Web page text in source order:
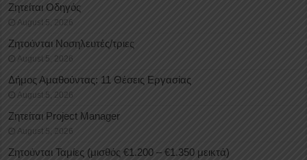
Ζητείται Οδηγός
August 5, 2026
Ζητούνται Νοσηλευτές/τριες
August 5, 2026
Δήμος Αμαθούντας: 11 Θέσεις Εργασίας
August 5, 2026
Ζητείται Project Manager
August 5, 2026
Ζητούνται Ταμίες (μισθός €1.200 – €1.350 μεικτά)